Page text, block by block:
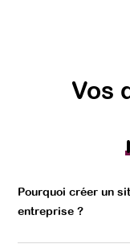
Vos
Pourquoi créer un
entreprise ?